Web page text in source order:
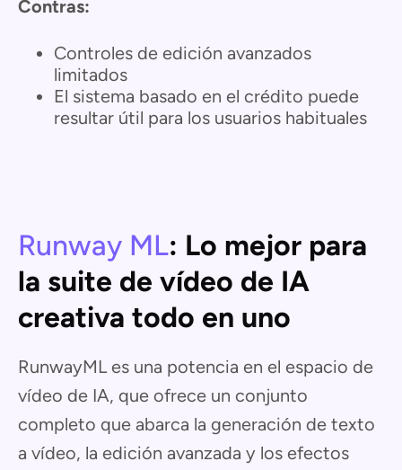
Contras:
Controles de edición avanzados
limitados
El sistema basado en el crédito puede
resultar útil para los usuarios habituales
Runway ML: Lo mejor para
la suite de vídeo de IA
creativa todo en uno
RunwayML es una potencia en el espacio de
vídeo de IA, que ofrece un conjunto
completo que abarca la generación de texto
a vídeo, la edición avanzada y los efectos